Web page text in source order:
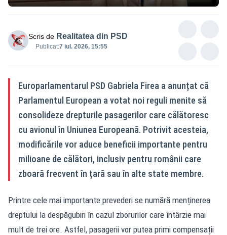
Scris de Realitatea din PSD
Publicat:7 iul. 2026, 15:55
Europarlamentarul PSD Gabriela Firea a anunțat că
Parlamentul European a votat noi reguli menite să
consolideze drepturile pasagerilor care călătoresc
cu avionul în Uniunea Europeană. Potrivit acesteia,
modificările vor aduce beneficii importante pentru
milioane de călători, inclusiv pentru românii care
zboară frecvent în țară sau în alte state membre.
Printre cele mai importante prevederi se numără menținerea
dreptului la despăgubiri în cazul zborurilor care întârzie mai
mult de trei ore. Astfel, pasagerii vor putea primi compensații